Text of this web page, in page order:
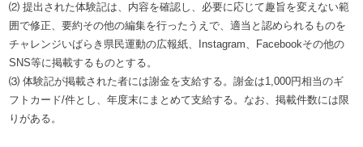
⑵ 提出された体験記は、内容を確認し、必要に応じて趣旨を変えない範
囲で修正、要約その他の編集を行ったうえで、適当と認められるものを
チャレンジいばらき県民運動の広報紙、Instagram、Facebookその他の
SNS等に掲載するものとする。
⑶ 体験記が掲載された者には謝金を支給する。謝金は1,000円相当のギ
フトカード/件とし、年度末にまとめて支給する。なお、掲載件数には限
りがある。